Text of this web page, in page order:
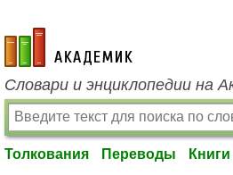
academic.ru
Словари и энциклопедии на
Толкования Переводы Книги